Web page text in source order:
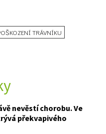
TRÁVNÍKU
nevěstí chorobu. Ve
překvapivého